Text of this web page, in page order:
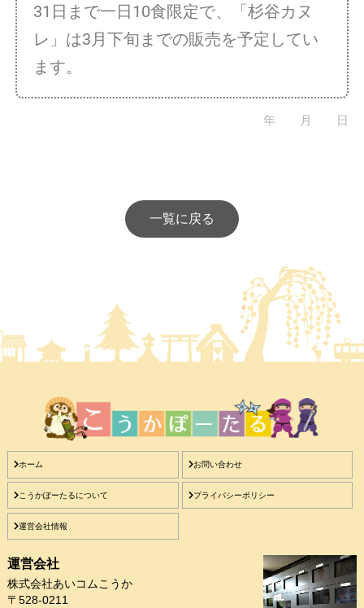
31日まで一日10食限定で、「杉谷カヌ
レ」は3月下旬までの販売を予定してい
ます。
年 月 日
一覧に戻る
ホーム お問い合わせ
こうかぽーたるについて プライバシーポリシー
運営会社情報
運営会社
株式会社あいコムこうか
〒528-0211